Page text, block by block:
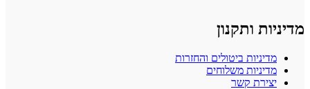
מדיניות ותקנון
מדיניות ביטולים והחזרות
מדיניות משלוחים
יצירת קשר